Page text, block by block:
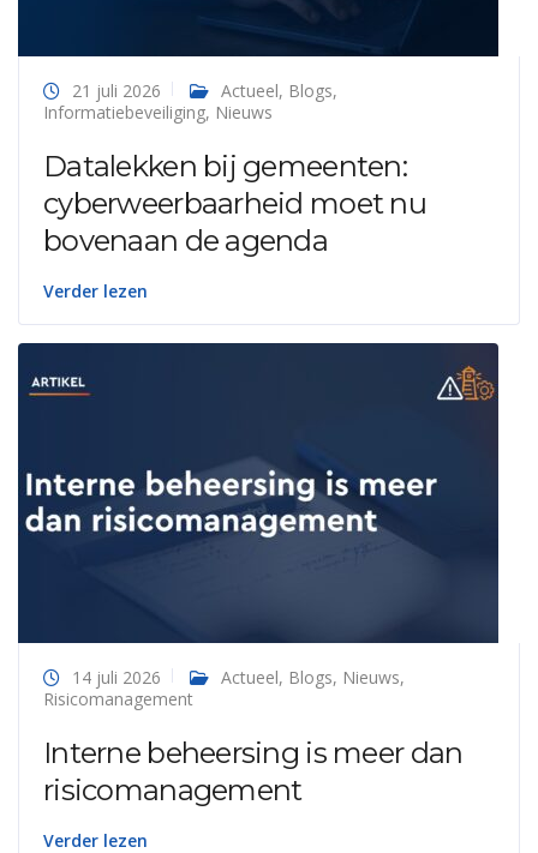
21 juli 2026 Actueel, Blogs,
Informatiebeveiliging, Nieuws
Datalekken bij gemeenten:
cyberweerbaarheid moet nu
bovenaan de agenda
Verder lezen
14 juli 2026 Actueel, Blogs, Nieuws,
Risicomanagement
Interne beheersing is meer dan
risicomanagement
Verder lezen